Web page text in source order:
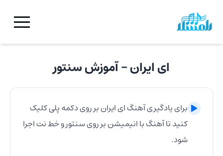
ای ایران- آموزشسنتور
برای یادگیری آهنگای ایرانبر روی دکمه پلی کلیک
کنید تا آهنگ با انیمیشن بر رویسنتورو خط نت اجرا
شود.